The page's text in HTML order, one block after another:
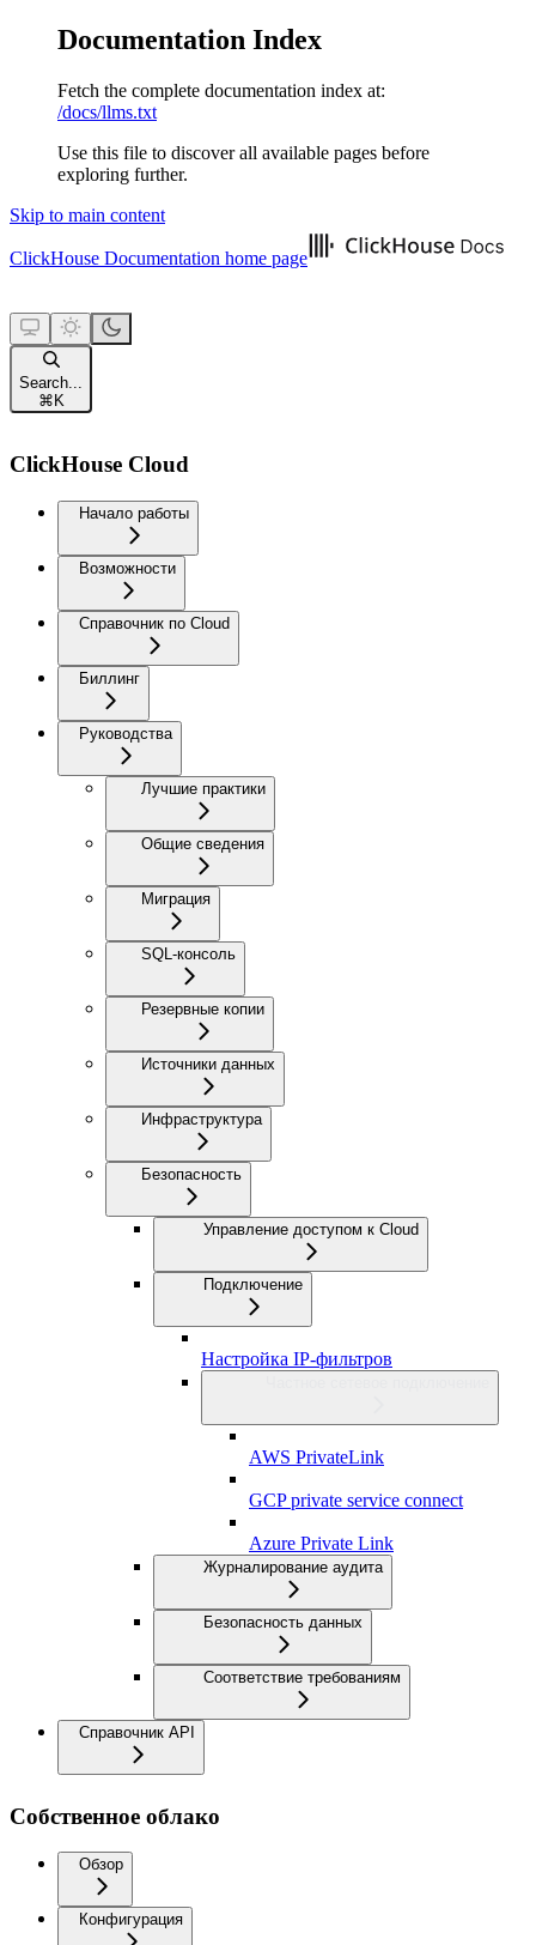
Documentation Index
Fetch the complete documentation index at:
/docs/llms.txt
Use this file to discover all available pages before
exploring further.
Skip to main content
ClickHouse Documentation home page
Search...
⌘ K
ClickHouse Cloud
Начало работы
Возможности
Справочник по Cloud
Биллинг
Руководства
Лучшие практики
Общие сведения
Миграция
SQL-консоль
Резервные копии
Источники данных
Инфраструктура
Безопасность
Управление доступом к Cloud
Подключение
Настройка IP-фильтров
AWS PrivateLink
GCP private service connect
Azure Private Link
Журналирование аудита
Безопасность данных
Соответствие требованиям
Справочник API
Собственное облако
Обзор
Конфигурация